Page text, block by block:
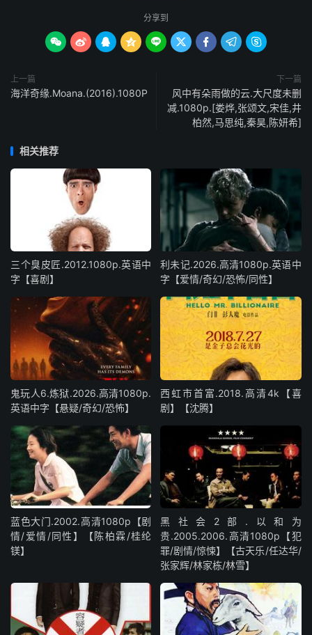
分享到
        
上一篇
海洋奇缘.Moana.(2016).1080P
下一篇
风中有朵雨做的云.大尺度未删
减.1080p.[娄烨,张颂文,宋佳,井
柏然,马思纯,秦昊,陈妍希]
相关推荐
三个臭皮匠.2012.1080p.英语中
字【喜剧】
利未记.2026.高清1080p.英语中
字【爱情/奇幻/恐怖/同性】
鬼玩人6.炼狱.2026.高清1080p.
英语中字【悬疑/奇幻/恐怖】
西虹市首富.2018.高清4k【喜
剧】【沈腾】
蓝色大门.2002.高清1080p【剧
情/爱情/同性】【陈柏霖/桂纶
镁】
黑社会2部.以和为
贵.2005.2006.高清1080p【犯
罪/剧情/惊悚】【古天乐/任达华/
张家辉/林家栋/林雪】